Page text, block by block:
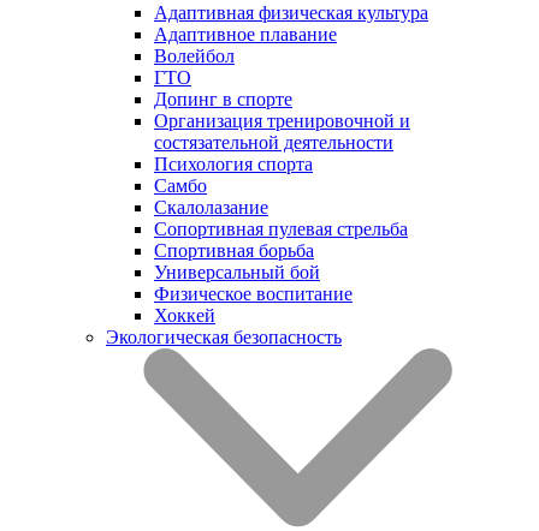
Адаптивная физическая культура
Адаптивное плавание
Волейбол
ГТО
Допинг в спорте
Организация тренировочной и
состязательной деятельности
Психология спорта
Самбо
Скалолазание
Сопортивная пулевая стрельба
Спортивная борьба
Универсальный бой
Физическое воспитание
Хоккей
Экологическая безопасность